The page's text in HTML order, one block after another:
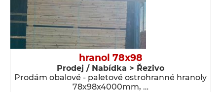
hranol 78x98
Prodej / Nabídka > Řezivo
Prodám obalové - paletové ostrohranné hranoly
78x98x4000mm, …